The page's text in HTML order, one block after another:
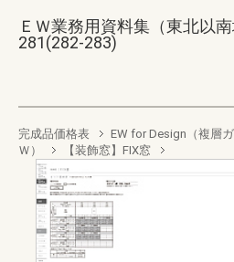
ＥＷ業務用資料集（東北以
281(282-283)
完成品価格表
EW for Design（複層
Ｗ）
【装飾窓】FIX窓